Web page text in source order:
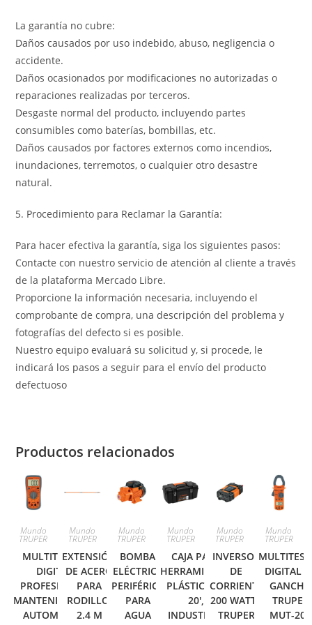
La garantía no cubre:
Daños causados por uso indebido, abuso, negligencia o
accidente.
Daños ocasionados por modificaciones no autorizadas o
reparaciones realizadas por terceros.
Desgaste normal del producto, incluyendo partes
consumibles como baterías, bombillas, etc.
Daños causados por factores externos como incendios,
inundaciones, terremotos, o cualquier otro desastre
natural.
5. Procedimiento para Reclamar la Garantía:
Para hacer efectiva la garantía, siga los siguientes pasos:
Contacte con nuestro servicio de atención al cliente a través
de la plataforma Mercado Libre.
Proporcione la información necesaria, incluyendo el
comprobante de compra, una descripción del problema y
fotografías del defecto si es posible.
Nuestro equipo evaluará su solicitud y, si procede, le
indicará los pasos a seguir para el envío del producto
defectuoso
Productos relacionados
Mundo
TRUPER
MULTITESTER
DIGITAL
PROFESIONAL,
MANTENIMIENTO
AUTOMOTRIZ
Mundo
TRUPER
EXTENSIÓN
DE ACERO
PARA
RODILLO,
2.4 M
Mundo
TRUPER
BOMBA
ELÉCTRICA
PERIFÉRICA
PARA
AGUA
Mundo
TRUPER
CAJA PARA
HERRAMIENTA,
PLÁSTICA DE
20′,
INDUSTRIAL
Mundo
TRUPER
INVERSOR
DE
CORRIENTE
200 WATTS
TRUPER
Mundo
TRUPER
DIGITAL
GANCHO
TRUPER
MUT-202